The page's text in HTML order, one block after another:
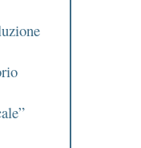
Monopattini elettrici:
regole da